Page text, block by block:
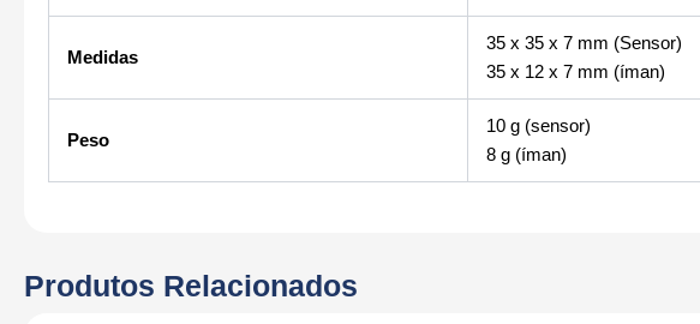
Medidas
35 x 35 x 7 mm (Sensor)
35 x 12 x 7 mm (íman)
Peso
10 g (sensor)
8 g (íman)
Produtos Relacionados